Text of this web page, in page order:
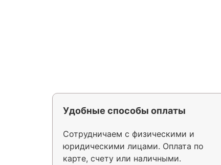
Удобные способы оплаты
Сотрудничаем с физическими и
юридическими лицами. Оплата по
карте, счету или наличными.